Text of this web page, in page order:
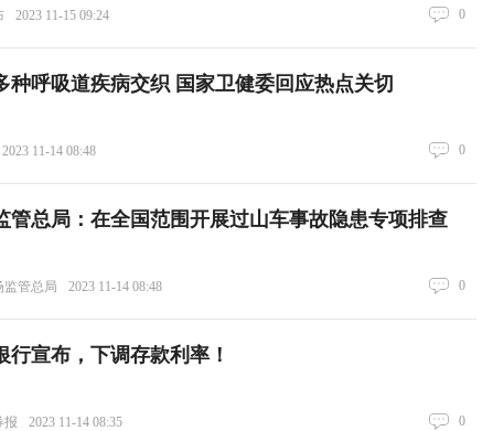
2023 11-15 09:24 0
种呼吸道疾病交织 国家卫健委回应热点关切
2023 11-14 08:48 0
管总局：在全国范围开展过山车事故隐患专项排查
监管总局 2023 11-14 08:48 0
行宣布，下调存款利率！
报 2023 11-14 08:35 0